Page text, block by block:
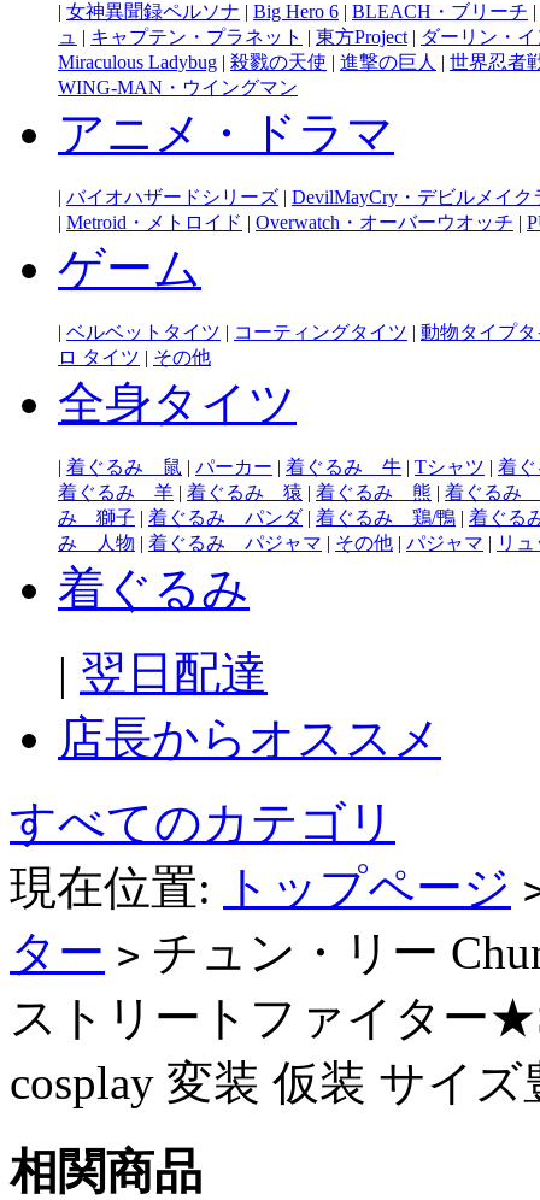
| 女神異聞録ペルソナ | Big Hero 6 | BLEACH・ブリーチ |
ュ | キャプテン・プラネット | 東方Project | ダーリン・
Miraculous Ladybug | 殺戮の天使 | 進撃の巨人 | 世界忍者
WING-MAN・ウイングマン
アニメ・ドラマ
| バイオハザードシリーズ | DevilMayCry・デビルメイク
| Metroid・メトロイド | Overwatch・オーバーウオッチ |
ゲーム
| ベルベットタイツ | コーティングタイツ | 動物タイプ
ロ タイツ | その他
全身タイツ
| 着ぐるみ 鼠 | パーカー | 着ぐるみ 牛 | Tシャツ | 着
着ぐるみ 羊 | 着ぐるみ 猿 | 着ぐるみ 熊 | 着ぐるみ
み 獅子 | 着ぐるみ パンダ | 着ぐるみ 鶏/鴨 | 着ぐる
み 人物 | 着ぐるみ パジャマ | その他 | パジャマ | リ
着ぐるみ
| 翌日配達
店長からオススメ
すべてのカテゴリ
現在位置:
トップページ
ター > チュン・リー
ストリートファイター
cosplay 変装 仮装 サイ
相関商品